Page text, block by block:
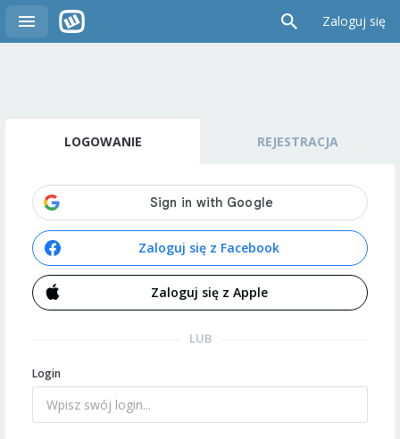
Zaloguj się
LOGOWANIE REJESTRACJA
Zaloguj się z Facebook
Zaloguj się z Apple
LUB
Login